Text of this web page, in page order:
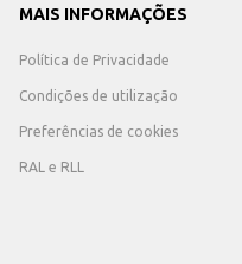
MAIS INFORMAÇÕES
Política de Privacidade
Condições de utilização
Preferências de cookies
RAL e RLL